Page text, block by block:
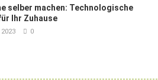
selber machen: Technologische
Ihr Zuhause
0